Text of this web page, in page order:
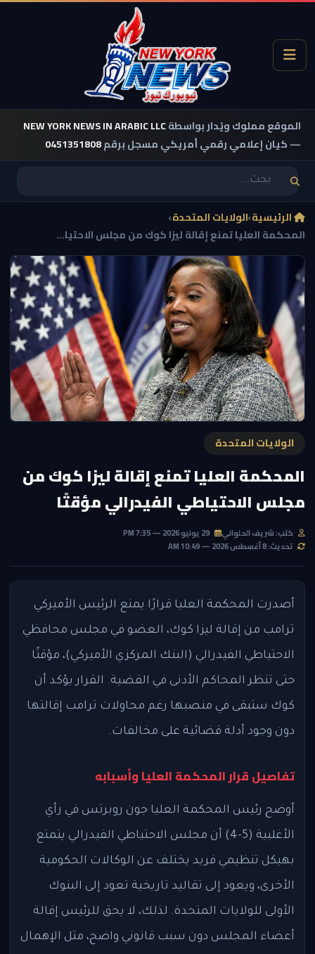
الموقع مملوك ويُدار بواسطةNEW YORK NEWS IN ARABIC LLC
— كيان إعلامي رقمي أمريكي مسجل برقم0451351808
الرئيسية›الولايات المتحدة›
المحكمة العليا تمنع إقالة ليزا كوك من مجلس الاحتيا...
الولايات المتحدة
المحكمة العليا تمنع إقالة ليزا كوك من
مجلس الاحتياطي الفيدرالي مؤقتًا
كتب: شريف الحلواني
تحديث: 8 أغسطس 2026 — 10:49 AM
أصدرت المحكمة العليا قرارًا يمنع الرئيس الأميركي
ترامب من إقالة ليزا كوك، العضو في مجلس محافظي
الاحتياطي الفيدرالي (البنك المركزي الأميركي)، مؤقتًا
حتى تنظر المحاكم الأدنى في القضية. القرار يؤكد أن
كوك ستبقى في منصبها رغم محاولات ترامب إقالتها
دون وجود أدلة قضائية على مخالفات.
تفاصيل قرار المحكمة العليا وأسبابه
أوضح رئيس المحكمة العليا جون روبرتس في رأي
الأغلبية (5-4) أن مجلس الاحتياطي الفيدرالي يتمتع
بهيكل تنظيمي فريد يختلف عن الوكالات الحكومية
الأخرى، ويعود إلى تقاليد تاريخية تعود إلى البنوك
الأولى للولايات المتحدة. لذلك، لا يحق للرئيس إقالة
أعضاء المجلس دون سبب قانوني واضح، مثل الإهمال